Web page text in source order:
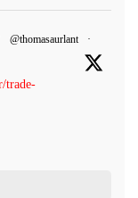
@thomasaurlant
·
trade-